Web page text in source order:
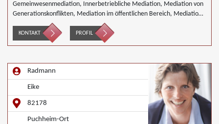
Gemeinwesenmediation, Innerbetriebliche Mediation, Mediation von
Generationskonflikten, Mediation im öffentlichen Bereich, Mediation
bei Team- und Gruppenkonflikten, Mediation von
Unternehmensnachfolgen, Nachbarschaftsmediation, Schulmediation,
Landwirtschaft Forstwirtschaft Agrar, Wirtschaftsmediation
KONTAKT PROFIL
Radmann
Eike
82178
Puchheim-Ort